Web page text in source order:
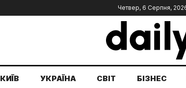
Четвер, 6 Серпня,
КИЇВ УКРАЇНА СВІТ БІЗНЕС